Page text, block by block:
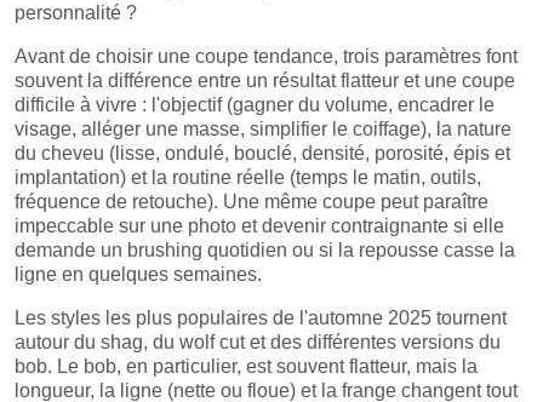
personnalité ?
Avant de choisir une coupe tendance, trois paramètres font
souvent la différence entre un résultat flatteur et une coupe
difficile à vivre : l'objectif (gagner du volume, encadrer le
visage, alléger une masse, simplifier le coiffage), la nature
du cheveu (lisse, ondulé, bouclé, densité, porosité, épis et
implantation) et la routine réelle (temps le matin, outils,
fréquence de retouche). Une même coupe peut paraître
impeccable sur une photo et devenir contraignante si elle
demande un brushing quotidien ou si la repousse casse la
ligne en quelques semaines.
Les styles les plus populaires de l'automne 2025 tournent
autour du shag, du wolf cut et des différentes versions du
bob. Le bob, en particulier, est souvent flatteur, mais la
longueur, la ligne (nette ou floue) et la frange changent tout